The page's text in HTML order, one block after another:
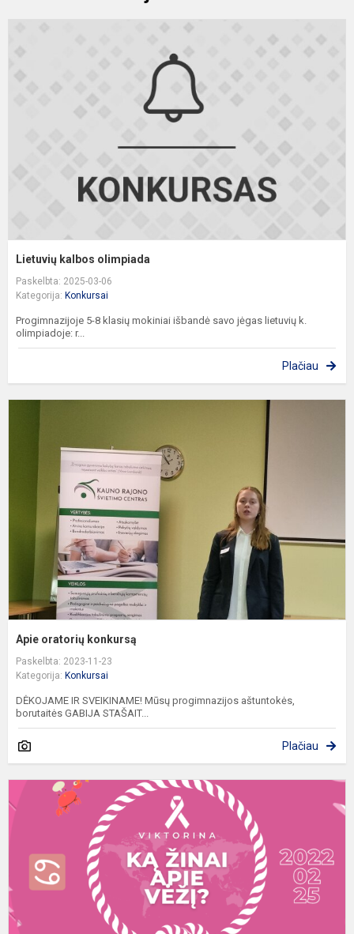
Lietuvių kalbos olimpiada
Paskelbta: 2025-03-06
Kategorija: Konkursai
Progimnazijoje 5-8 klasių mokiniai išbandė savo jėgas lietuvių k.
olimpiadoje: r...
Plačiau
Apie oratorių konkursą
Paskelbta: 2023-11-23
Kategorija: Konkursai
DĖKOJAME IR SVEIKINAME! Mūsų progimnazijos aštuntokės,
borutaitės GABIJA STAŠAIT...
Plačiau